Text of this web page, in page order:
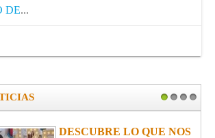
DE...
1 2 3 4
DESCUBRE LO QUE NOS